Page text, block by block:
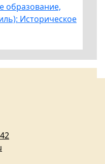
образование,
Историческое